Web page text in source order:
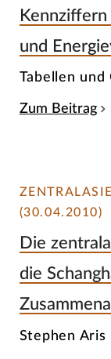
und
Tabellen und
Zum Beitrag
(30.04.2010)
Die
die
Stephen Aris